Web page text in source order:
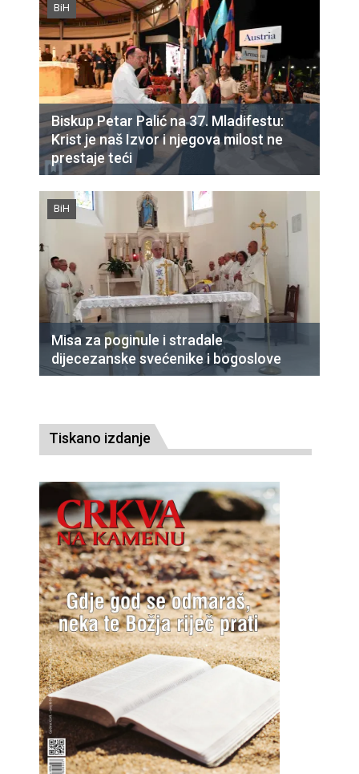
BiH
Biskup Petar Palić na 37. Mladifestu:
Krist je naš Izvor i njegova milost ne
prestaje teći
BiH
Misa za poginule i stradale
dijecezanske svećenike i bogoslove
Tiskano izdanje